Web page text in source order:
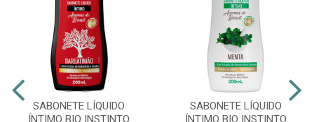
SABONETE LÍQUIDO
ÍNTIMO BIO INSTINTO
SABONETE LÍQUIDO
ÍNTIMO BIO INSTINTO